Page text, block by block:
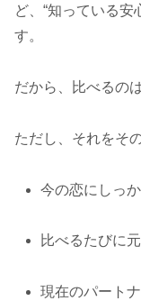
ど、“知っている
す。
だから、比べるの
ただし、それをそ
今の恋にしっ
比べるたびに
現在のパート